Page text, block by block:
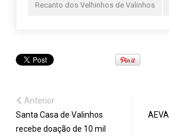
Recanto dos Velhinhos de Valinhos
Anterior
Santa Casa de Valinhos
recebe doação de 10 mil